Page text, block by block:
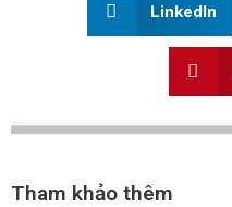
LinkedIn
Tham khảo thêm